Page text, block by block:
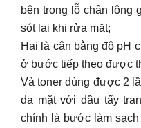
bên trong lỗ chân lông
sót lại khi rửa mặt;
Hai là cân bằng độ pH
ở bước tiếp theo được
Và toner dùng được 2
da mặt với dầu tẩy
chính là bước làm